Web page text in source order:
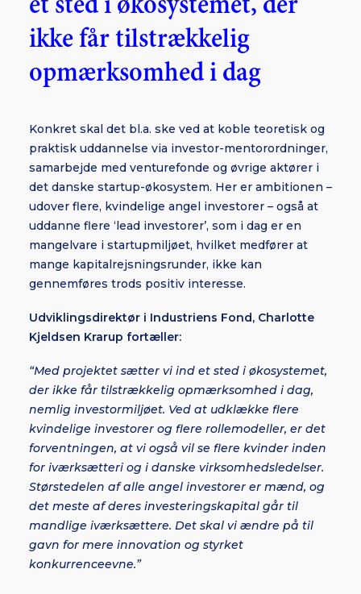
ikke får tilstrækkelig
opmærksomhed i dag
Konkret skal det bl.a. ske ved at koble teoretisk og
praktisk uddannelse via investor-mentorordninger,
samarbejde med venturefonde og øvrige aktører i
det danske startup-økosystem. Her er ambitionen –
udover flere, kvindelige angel investorer – også at
uddanne flere ‘lead investorer’, som i dag er en
mangelvare i startupmiljøet, hvilket medfører at
mange kapitalrejsningsrunder, ikke kan
gennemføres trods positiv interesse.
Udviklingsdirektør i Industriens Fond, Charlotte
Kjeldsen Krarup fortæller:
“Med projektet sætter vi ind et sted i økosystemet,
der ikke får tilstrækkelig opmærksomhed i dag,
nemlig investormiljøet. Ved at udklække flere
kvindelige investorer og flere rollemodeller, er det
forventningen, at vi også vil se flere kvinder inden
for iværksætteri og i danske virksomhedsledelser.
Størstedelen af alle angel investorer er mænd, og
det meste af deres investeringskapital går til
mandlige iværksættere. Det skal vi ændre på til
gavn for mere innovation og styrket
konkurrenceevne.”